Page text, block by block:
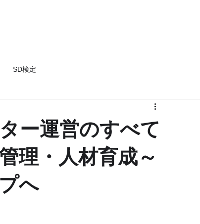
SD検定
ー運営のすべて
理・人材育成～
へ